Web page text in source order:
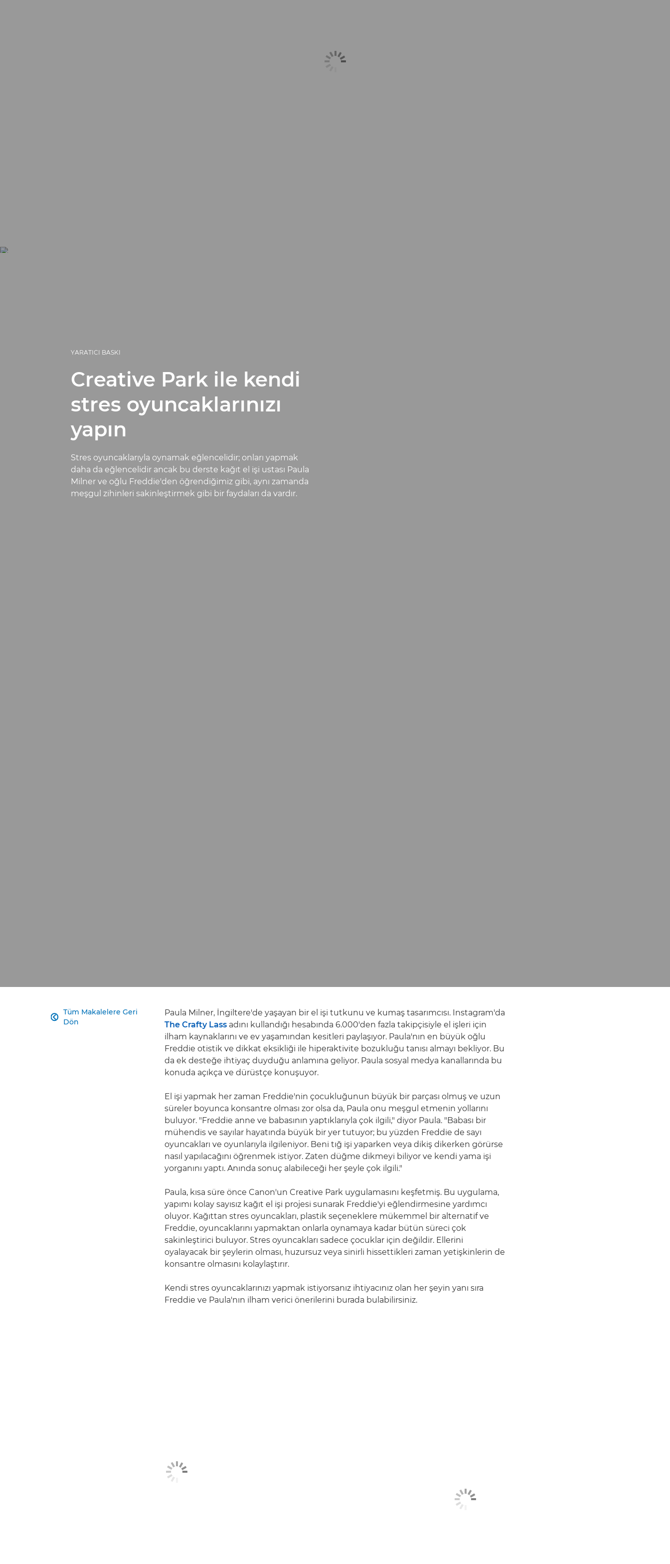
YARATICI BASKI
Creative Park ile kendi
stres oyuncaklarınızı
yapın
Stres oyuncaklarıyla oynamak eğlencelidir; onları yapmak
daha da eğlencelidir ancak bu derste kağıt el işi ustası Paula
Milner ve oğlu Freddie'den öğrendiğimiz gibi, aynı zamanda
meşgul zihinleri sakinleştirmek gibi bir faydaları da vardır.
Tüm Makalelere Geri
Dön

Paula Milner, İngiltere'de yaşayan bir el işi tutkunu ve kumaş tasarımcısı. Instagram'da
The Crafty Lass adını kullandığı hesabında 6.000'den fazla takipçisiyle el işleri için
ilham kaynaklarını ve ev yaşamından kesitleri paylaşıyor. Paula'nın en büyük oğlu
Freddie otistik ve dikkat eksikliği ile hiperaktivite bozukluğu tanısı almayı bekliyor. Bu
da ek desteğe ihtiyaç duyduğu anlamına geliyor. Paula sosyal medya kanallarında bu
konuda açıkça ve dürüstçe konuşuyor.
El işi yapmak her zaman Freddie'nin çocukluğunun büyük bir parçası olmuş ve uzun
süreler boyunca konsantre olması zor olsa da, Paula onu meşgul etmenin yollarını
buluyor. "Freddie anne ve babasının yaptıklarıyla çok ilgili," diyor Paula. "Babası bir
mühendis ve sayılar hayatında büyük bir yer tutuyor; bu yüzden Freddie de sayı
oyuncakları ve oyunlarıyla ilgileniyor. Beni tığ işi yaparken veya dikiş dikerken görürse
nasıl yapılacağını öğrenmek istiyor. Zaten düğme dikmeyi biliyor ve kendi yama işi
yorganını yaptı. Anında sonuç alabileceği her şeyle çok ilgili."
Paula, kısa süre önce Canon'un Creative Park uygulamasını keşfetmiş. Bu uygulama,
yapımı kolay sayısız kağıt el işi projesi sunarak Freddie'yi eğlendirmesine yardımcı
oluyor. Kağıttan stres oyuncakları, plastik seçeneklere mükemmel bir alternatif ve
Freddie, oyuncaklarını yapmaktan onlarla oynamaya kadar bütün süreci çok
sakinleştirici buluyor. Stres oyuncakları sadece çocuklar için değildir. Ellerini
oyalayacak bir şeylerin olması, huzursuz veya sinirli hissettikleri zaman yetişkinlerin de
konsantre olmasını kolaylaştırır.
Kendi stres oyuncaklarınızı yapmak istiyorsanız ihtiyacınız olan her şeyin yanı sıra
Freddie ve Paula'nın ilham verici önerilerini burada bulabilirsiniz.